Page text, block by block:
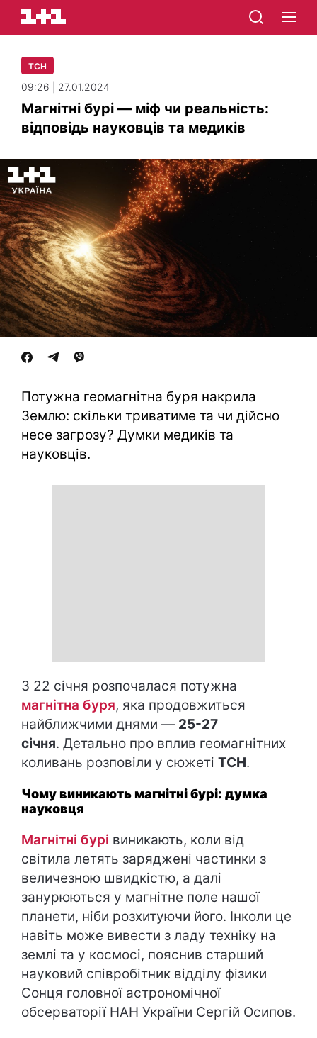
ТСН
09:26 | 27.01.2024
Магнітні бурі — міф чи реальність:
відповідь науковців та медиків
Потужна геомагнітна буря накрила
Землю: скільки триватиме та чи дійсно
несе загрозу? Думки медиків та
науковців.
З 22 січня розпочалася потужна
магнітна буря, яка продовжиться
найближчими днями — 25-27
січня. Детально про вплив геомагнітних
коливань розповіли у сюжеті ТСН.
Чому виникають магнітні бурі: думка
науковця
Магнітні бурі виникають, коли від
світила летять заряджені частинки з
величезною швидкістю, а далі
занурюються у магнітне поле нашої
планети, ніби розхитуючи його. Інколи це
навіть може вивести з ладу техніку на
землі та у космосі, пояснив старший
науковий співробітник відділу фізики
Сонця головної астрономічної
обсерваторії НАН України Сергій Осипов.